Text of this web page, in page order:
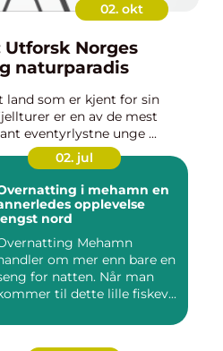
02. okt
Norges
naturparadis
land som er kjent for sin
er en av de mest
eventyrlystne unge ...
02. jul
i mehamn en
opplevelse
nord
Mehamn
om mer enn bare en
for natten. Når man
til dette lille fiskev...